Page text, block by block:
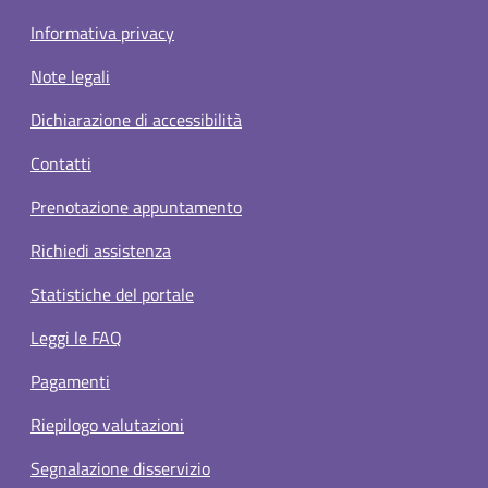
Informativa privacy
Note legali
Dichiarazione di accessibilità
Contatti
Prenotazione appuntamento
Richiedi assistenza
Statistiche del portale
Leggi le FAQ
Pagamenti
Riepilogo valutazioni
Segnalazione disservizio